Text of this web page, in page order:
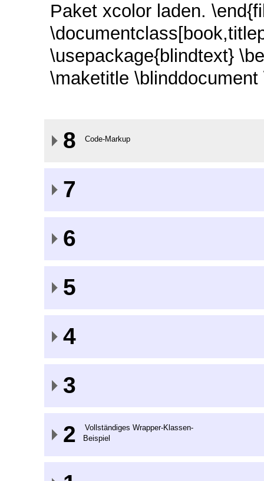
Paket xcolor laden.
\usepackage{blindtext}
\maketitle
8 Code-Markup
7
6
5
4
3
2
Vollständiges Wrapper-Klassen-
Beispiel